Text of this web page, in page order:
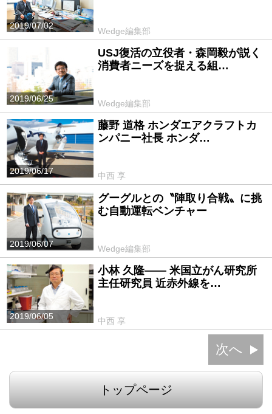
2019/07/02
Wedge編集部
2019/06/25
USJ復活の立役者・森岡毅が説く
消費者ニーズを捉える組…
Wedge編集部
2019/06/17
藤野 道格 ホンダエアクラフトカ
ンパニー社長 ホンダ…
中西 享
2019/06/07
グーグルとの〝陣取り合戦〟に挑
む自動運転ベンチャー
Wedge編集部
2019/06/05
小林 久隆―― 米国立がん研究所
主任研究員 近赤外線を…
中西 享
次へ
トップページ